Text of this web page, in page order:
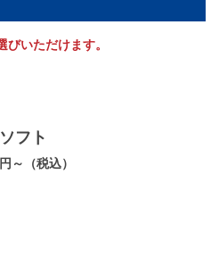
いただけます。
フト
～（税込）